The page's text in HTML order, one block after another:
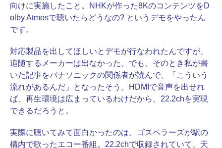
向けに実施したこと。NHKが作った8KのコンテンツをD
olby Atmosで聴いたらどうなの? というデモをやったん
です。
対応製品を出してほしいとデモが行なわれたんですが、
追随するメーカーは出なかった。でも、そのとき私が書
いた記事をパナソニックの関係者が読んで、「こういう
流れがあるんだ」となったそう。HDMIで音声を出せれ
ば、再生環境は広まっているわけだから、22.2chを実現
できるだろうと。
実際に聴いてみて面白かったのは、ゴスペラーズが駅の
構内で歌ったエコー番組。22.2chで収録されていて、天